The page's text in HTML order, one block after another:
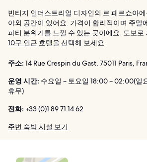
빈티지 인더스트리얼 디자인의 르 페르쇼아
야외 공간이 있어요. 가격이 합리적이며 주말
파티 분위기를 느낄 수 있는 곳이에요. 도보로
10구 인근 호텔을 선택해 보세요.
주소: 14 Rue Crespin du Gast, 75011 Paris,
운영 시간: 수요일 ~ 토요일 18:00 ~ 02:00(일
휴무)
전화: +33 (0)1 89 71 14 62
주변 숙박 시설 보기